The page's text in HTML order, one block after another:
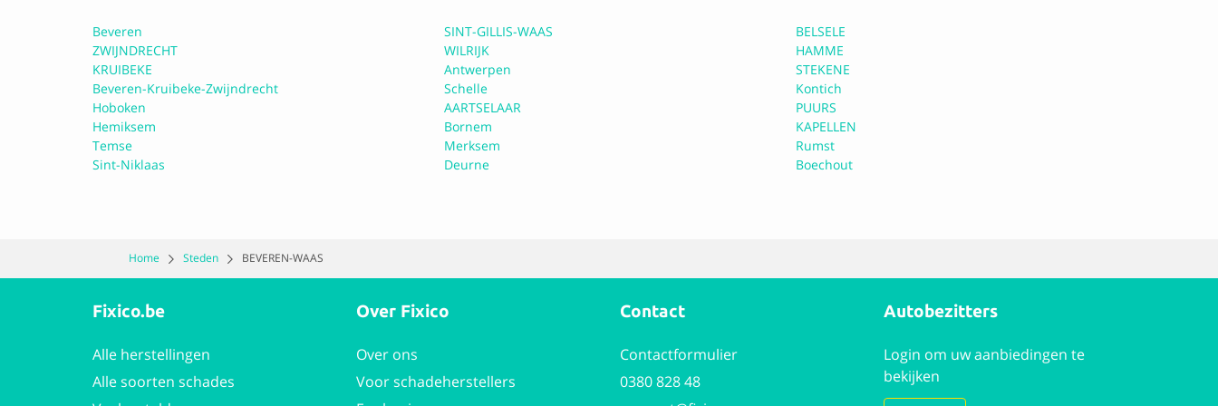
Garage Pieters | Toyota & Lexus
Aktrion Automotive
Beveren
ZWIJNDRECHT
KRUIBEKE
Beveren-Kruibeke-Zwijndrecht
Hoboken
Hemiksem
Temse
Sint-Niklaas
SINT-GILLIS-WAAS
WILRIJK
Antwerpen
Schelle
AARTSELAAR
Bornem
Merksem
Deurne
BELSELE
HAMME
STEKENE
Kontich
PUURS
KAPELLEN
Rumst
Boechout
Home Steden BEVEREN-WAAS
Fixico.be
Alle herstellingen
Alle soorten schades
Over Fixico
Over ons
Voor schadeherstellers
Contact
Contactformulier
0380 828 48
Autobezitters
Login om uw aanbiedingen te
bekijken